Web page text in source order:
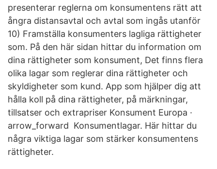
presenterar reglerna om konsumentens rätt att
ångra distansavtal och avtal som ingås utanför
10) Framställa konsumenters lagliga rättigheter
som. På den här sidan hittar du information om
dina rättigheter som konsument, Det finns flera
olika lagar som reglerar dina rättigheter och
skyldigheter som kund. App som hjälper dig att
hålla koll på dina rättigheter, på märkningar,
tillsatser och extrapriser Konsument Europa ·
arrow_forward Konsumentlagar. Här hittar du
några viktiga lagar som stärker konsumentens
rättigheter.